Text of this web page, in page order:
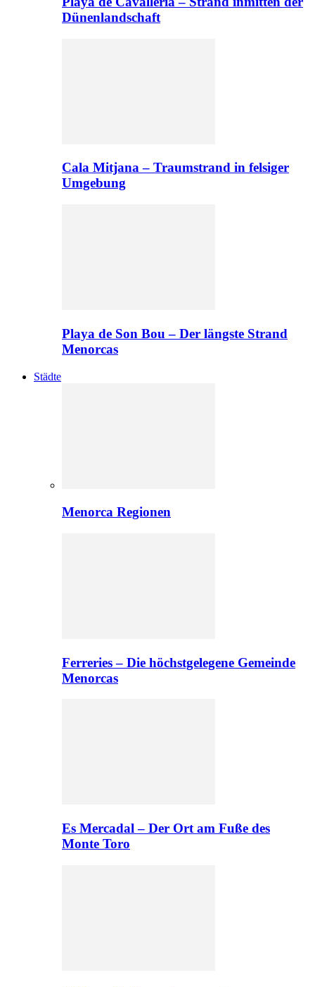
Dünenlandschaft
Cala Mitjana – Traumstrand in felsiger
Umgebung
Playa de Son Bou – Der längste Strand
Menorcas
Städte
Menorca Regionen
Ferreries – Die höchstgelegene Gemeinde
Menorcas
Es Mercadal – Der Ort am Fuße des
Monte Toro